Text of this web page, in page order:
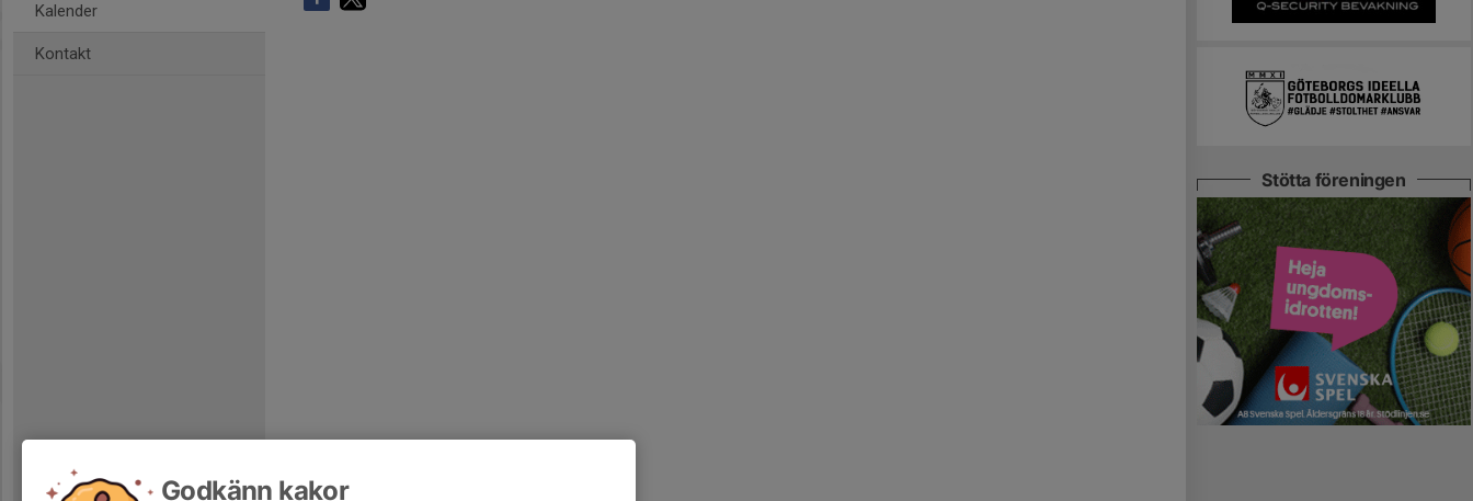
Kalender
Kontakt
Stötta föreningen
Godkänn kakor